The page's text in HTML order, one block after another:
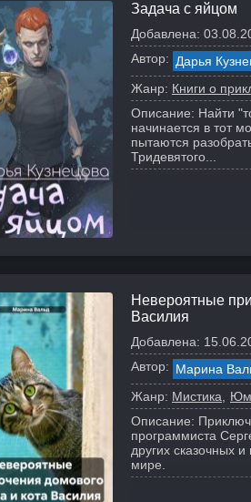
Задача с яйцом
Добавлена:
Автор: Дарья
Жанр: Книги о
Описание: Найти
начинается в тот
пытаются
Тридевятого...
Невероятные
Василия
Добавлена:
Автор: Марина
Жанр: Мистика
Описание:
программиста
других сказочных
мире.